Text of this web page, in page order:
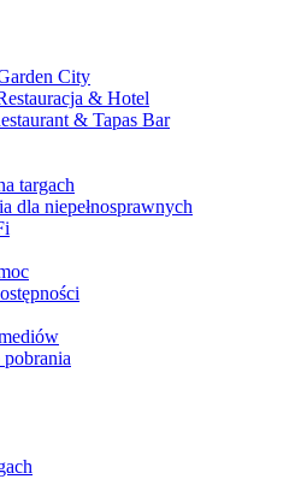
City
& Hotel
& Tapas Bar
targach
dla niepełnosprawnych
pobrania